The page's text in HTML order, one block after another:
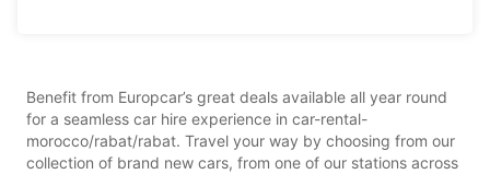
Benefit from Europcar’s great deals available all year round
for a seamless car hire experience in car-rental-
morocco/rabat/rabat. Travel your way by choosing from our
collection of brand new cars, from one of our stations across